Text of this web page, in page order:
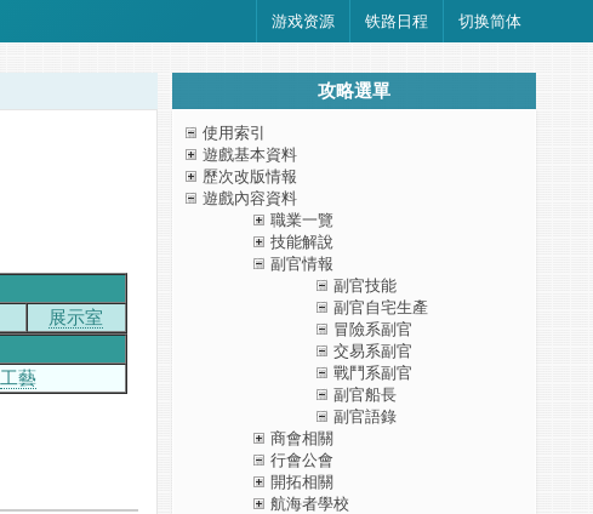
游戏资源 铁路日程 切换简体
展示室
工藝
攻略選單
使用索引
遊戲基本資料
歷次改版情報
遊戲內容資料
職業一覽
技能解說
副官情報
副官技能
副官自宅生產
冒險系副官
交易系副官
戰鬥系副官
副官船長
副官語錄
商會相關
行會公會
開拓相關
航海者學校